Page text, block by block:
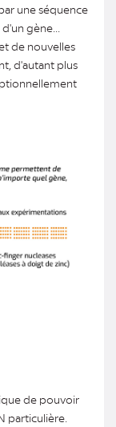
une séquence
gène...
de nouvelles
d'autant plus
de pouvoir
particulière.